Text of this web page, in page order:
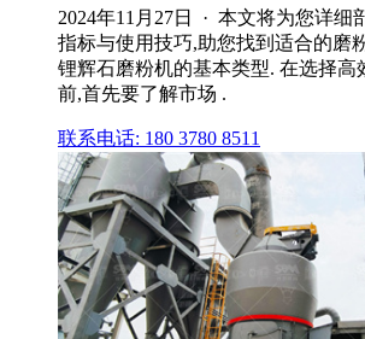
2024年11月27日 · 本文将为您详细
指标与使用技巧,助您找到适合的磨
锂辉石磨粉机的基本类型. 在选择高
前,首先要了解市场 .
联系电话: 180 3780 8511